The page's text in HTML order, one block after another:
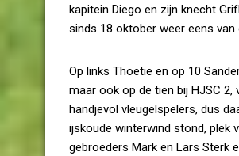
kapitein Diego en zijn knecht
sinds 18 oktober weer eens
Op links Thoetie en op 10
maar ook op de tien bij HJSC 2,
handjevol vleugelspelers, dus
ijskoude winterwind stond, plek
gebroeders Mark en Lars Sterk